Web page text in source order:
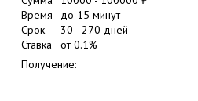
Время
до 15 минут
Срок
30 -270 дней
Ставка
от0.1%
Получение: